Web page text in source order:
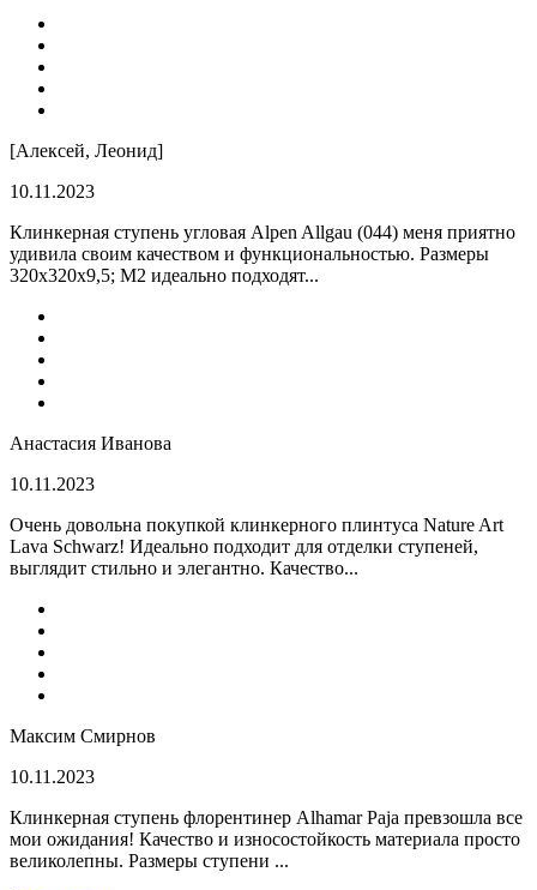
[Алексей, Леонид]
10.11.2023
Клинкерная ступень угловая Alpen Allgau (044) меня приятно
удивила своим качеством и функциональностью. Размеры
320x320x9,5; M2 идеально подходят...
Анастасия Иванова
10.11.2023
Очень довольна покупкой клинкерного плинтуса Nature Art
Lava Schwarz! Идеально подходит для отделки ступеней,
выглядит стильно и элегантно. Качество...
Максим Смирнов
10.11.2023
Клинкерная ступень флорентинер Alhamar Paja превзошла все
мои ожидания! Качество и износостойкость материала просто
великолепны. Размеры ступени ...